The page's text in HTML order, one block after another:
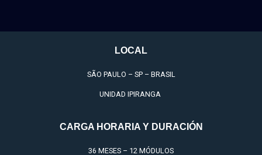
LOCAL
SÃO PAULO – SP – BRASIL
UNIDAD IPIRANGA
CARGA HORARIA Y DURACIÓN
36 MESES – 12 MÓDULOS